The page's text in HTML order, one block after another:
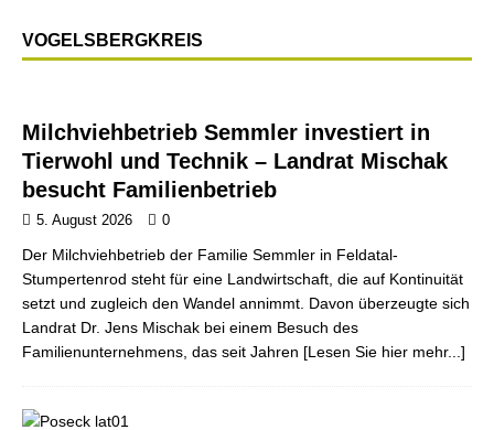
VOGELSBERGKREIS
Milchviehbetrieb Semmler investiert in
Tierwohl und Technik – Landrat Mischak
besucht Familienbetrieb
5. August 2026 0
Der Milchviehbetrieb der Familie Semmler in Feldatal-
Stumpertenrod steht für eine Landwirtschaft, die auf Kontinuität
setzt und zugleich den Wandel annimmt. Davon überzeugte sich
Landrat Dr. Jens Mischak bei einem Besuch des
Familienunternehmens, das seit Jahren [Lesen Sie hier mehr...]